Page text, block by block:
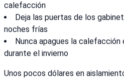
calefacción
Deja las puertas de los
noches frías
Nunca apagues la calefacción
durante el invierno
Unos pocos dólares en